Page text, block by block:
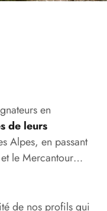
en
de leurs
Alpes, en passant
le Mercantour…
de nos profils qui